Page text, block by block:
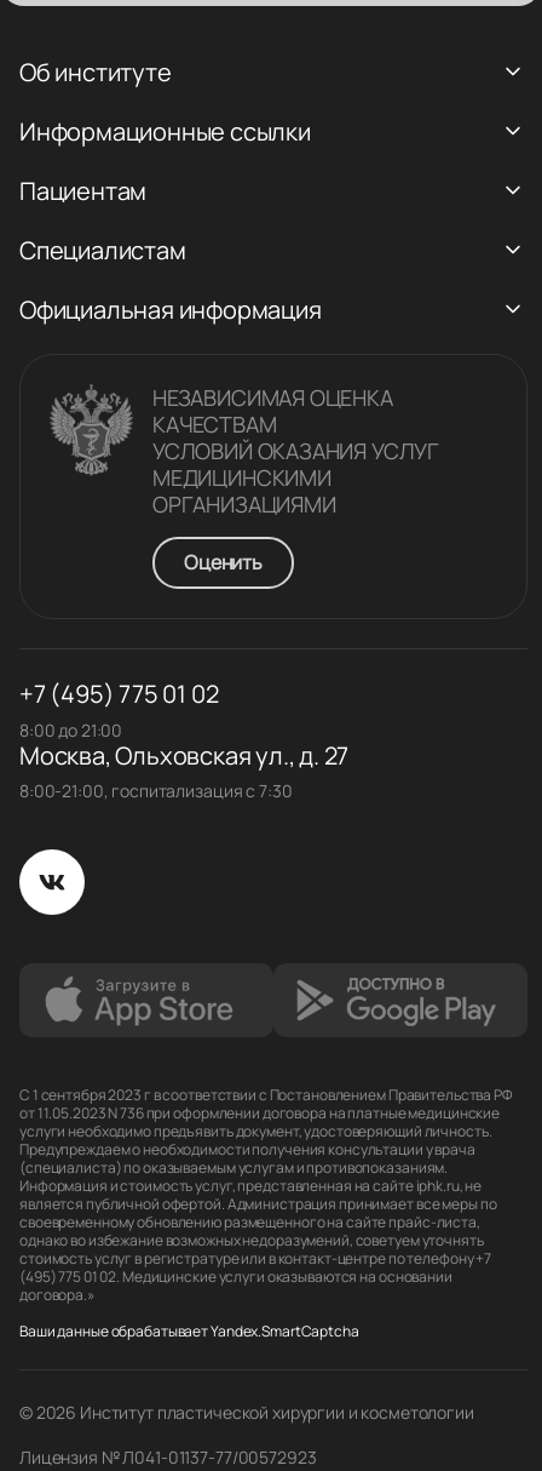
Об институте
Информационные ссылки
Пациентам
Специалистам
Официальная информация
НЕЗАВИСИМАЯ ОЦЕНКА
КАЧЕСТВАM
УСЛОВИЙ ОКАЗАНИЯ УСЛУГ
МЕДИЦИНСКИМИ
ОРГАНИЗАЦИЯМИ
Оценить
+7 (495) 775 01 02
8:00 до 21:00
Москва, Ольховская ул., д. 27
8:00-21:00, госпитализация с 7:30
С 1 сентября 2023 г в соответствии с Постановлением Правительства РФ
от 11.05.2023 N 736 при оформлении договора на платные медицинские
услуги необходимо предъявить документ, удостоверяющий личность.
Предупреждаем о необходимости получения консультации у врача
(специалиста) по оказываемым услугам и противопоказаниям.
Информация и стоимость услуг, представленная на сайте iphk.ru, не
является публичной офертой. Администрация принимает все меры по
своевременному обновлению размещенного на сайте прайс-листа,
однако во избежание возможных недоразумений, советуем уточнять
стоимость услуг в регистратуре или в контакт-центре по телефону +7
(495) 775 01 02. Медицинские услуги оказываются на основании
договора.»
Ваши данные обрабатывает Yandex.SmartCaptcha
© 2026 Институт пластической хирургии и косметологии
Лицензия № Л041-01137-77/00572923